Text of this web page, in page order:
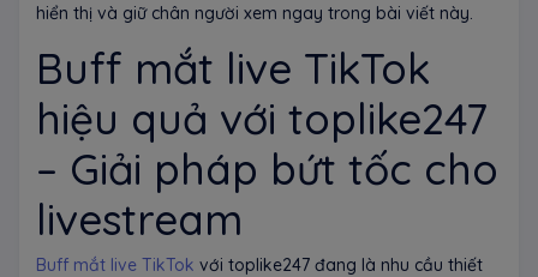
hiển thị và giữ chân người xem ngay trong bài viết này.
Buff mắt live TikTok
hiệu quả với toplike247
– Giải pháp bứt tốc cho
livestream
Buff mắt live TikTok với toplike247 đang là nhu cầu thiết